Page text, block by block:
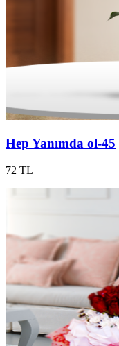
Hep Yanımda ol-45
72 TL